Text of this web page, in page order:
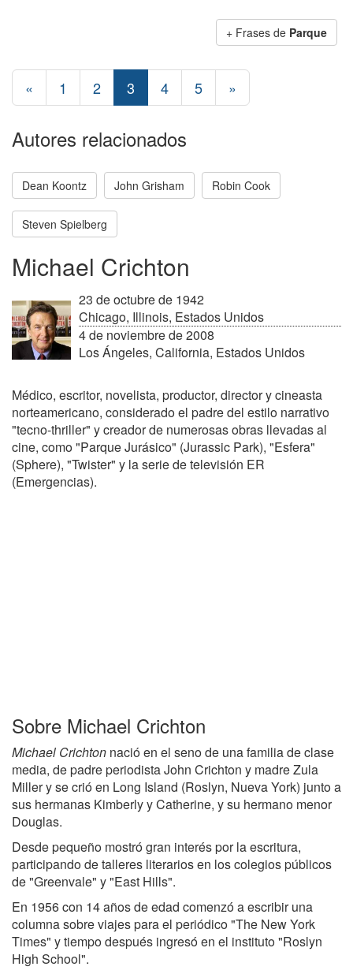
+ Frases de Parque
« 1 2 3 4 5 »
Autores relacionados
Dean Koontz John Grisham Robin Cook
Steven Spielberg
Michael Crichton
23 de octubre de 1942
Chicago, Illinois, Estados Unidos
4 de noviembre de 2008
Los Ángeles, California, Estados Unidos
Médico, escritor, novelista, productor, director y cineasta
norteamericano, considerado el padre del estilo narrativo
"tecno-thriller" y creador de numerosas obras llevadas al
cine, como "Parque Jurásico" (Jurassic Park), "Esfera"
(Sphere), "Twister" y la serie de televisión ER
(Emergencias).
Sobre Michael Crichton
Michael Crichton nació en el seno de una familia de clase
media, de padre periodista John Crichton y madre Zula
Miller y se crió en Long Island (Roslyn, Nueva York) junto a
sus hermanas Kimberly y Catherine, y su hermano menor
Douglas.
Desde pequeño mostró gran interés por la escritura,
participando de talleres literarios en los colegios públicos
de "Greenvale" y "East Hills".
En 1956 con 14 años de edad comenzó a escribir una
columna sobre viajes para el periódico "The New York
Times" y tiempo después ingresó en el instituto "Roslyn
High School".